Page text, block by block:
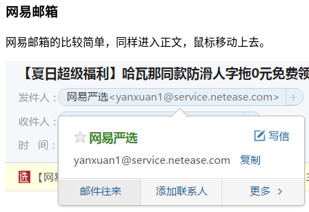
网易邮箱
网易邮箱的比较简单，同样进入正文，鼠标移动上去。